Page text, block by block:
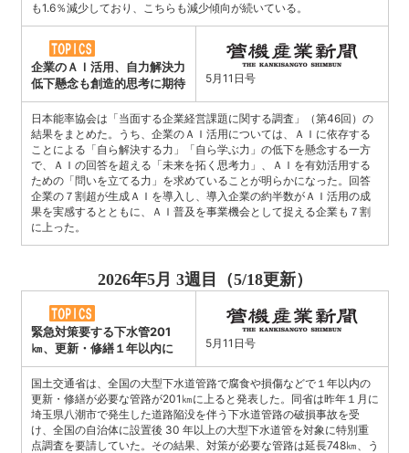
も1.6％減少しており、こちらも減少傾向が続いている。
企業のＡＩ活用、自力解決力
低下懸念も創造的思考に期待
5月11日号
日本能率協会は「当面する企業経営課題に関する調査」（第46回）の
結果をまとめた。うち、企業のＡＩ活用については、ＡＩに依存する
ことによる「自ら解決する力」「自ら学ぶ力」の低下を懸念する一方
で、ＡＩの回答を超える「未来を拓く思考力」、ＡＩを有効活用する
ための「問いを立てる力」を求めていることが明らかになった。回答
企業の７割超が生成ＡＩを導入し、導入企業の約半数がＡＩ活用の成
果を実感するとともに、ＡＩ普及を事業機会として捉える企業も７割
に上った。
2026年5月 3週目（5/18更新）
緊急対策要する下水管201
㎞、更新・修繕１年以内に
5月11日号
国土交通省は、全国の大型下水道管路で腐食や損傷などで１年以内の
更新・修繕が必要な管路が201㎞に上ると発表した。同省は昨年１月に
埼玉県八潮市で発生した道路陥没を伴う下水道管路の破損事故を受
け、全国の自治体に設置後 30 年以上の大型下水道管を対象に特別重
点調査を要請していた。その結果、対策が必要な管路は延長748㎞、う